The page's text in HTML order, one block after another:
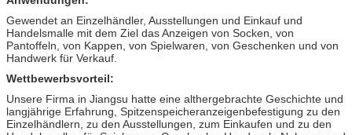
Gewendet an Einzelhändler, Ausstellungen und Einkauf und
Handelsmalle mit dem Ziel das Anzeigen von Socken, von
Pantoffeln, von Kappen, von Spielwaren, von Geschenken und von
Handwerk für Verkauf.
Wettbewerbsvorteil:
Unsere Firma in Jiangsu hatte eine althergebrachte Geschichte und
langjährige Erfahrung, Spitzenspeicheranzeigenbefestigung zu den
Einzelhändlern, zu den Ausstellungen, zum Einkaufen und zu den